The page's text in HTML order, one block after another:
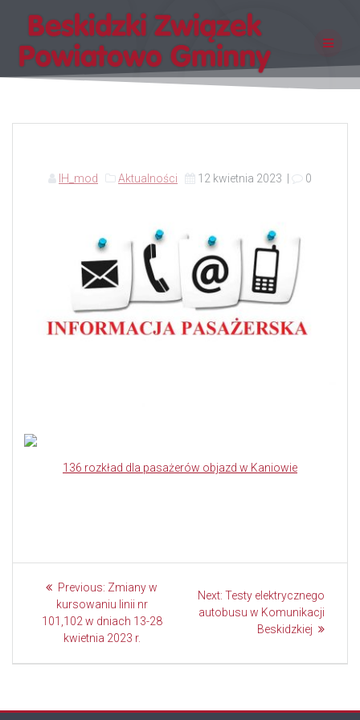
to
content
IH_mod Aktualności 12 kwietnia 2023 0
136 rozkład dla pasażerów objazd w Kaniowie
Nawigacja
wpisu
Previous: Previous
post:
Zmiany w
kursowaniu linii nr
101,102 w dniach 13-28
kwietnia 2023 r.
Next: Next
post:
Testy elektrycznego
autobusu w Komunikacji
Beskidzkiej